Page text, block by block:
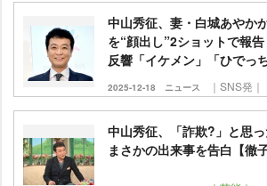
中山秀征、妻・白城あやか
を“顔出し”2ショットで報
反響「イケメン」「ひでっ
2025-12-18 ニュース ｜SNS発｜
中山秀征、「詐欺?」と思
まさかの出来事を告白【徹